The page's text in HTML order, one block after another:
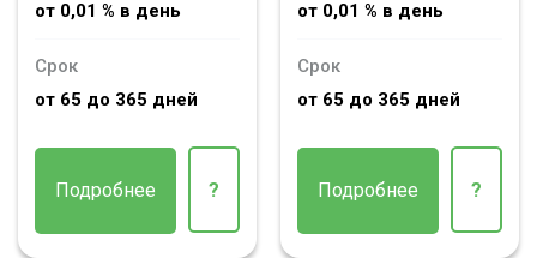
от 0,01 % в день
Срок
от 65 до 365 дней
Подробнее ?
от 0,01 % в день
Срок
от 65 до 365 дней
Подробнее ?